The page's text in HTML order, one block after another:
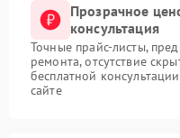
Прозрачное
консультация
Точные прайс-листы,
ремонта, отсутствие
бесплатной
сайте